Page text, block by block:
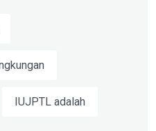
IUJPTL adalah